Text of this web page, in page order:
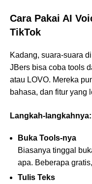
Cara Pakai AI
TikTok
Kadang, suara-suara
JBers bisa coba tools
atau LOVO. Mereka
bahasa, dan fitur yang
Langkah-langkahnya:
Buka Tools-nya
Biasanya tinggal
apa. Beberapa
Tulis Teks